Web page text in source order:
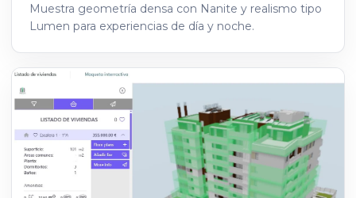
Muestra geometría densa con Nanite y realismo tipo
Lumen para experiencias de día y noche.